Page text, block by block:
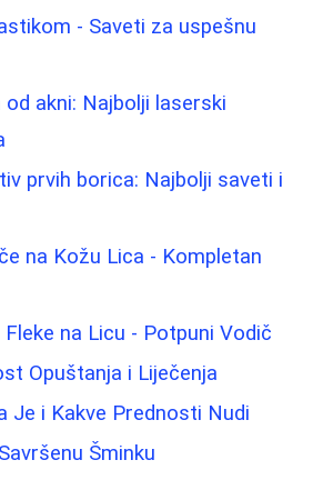
- Saveti za uspešnu
od akni: Najbolji laserski
prvih borica: Najbolji saveti i
na Kožu Lica - Kompletan
na Licu - Potpuni Vodič
Opuštanja i Liječenja
Je i Kakve Prednosti Nudi
Šminku